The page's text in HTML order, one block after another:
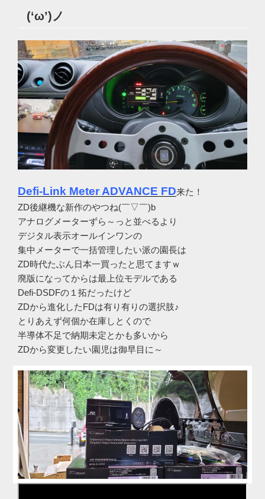
(‘ω’)ノ
Defi-Link Meter ADVANCE FD来た！
ZD後継機な新作のやつね(￣▽￣)b
アナログメーターずら～っと並べるより
デジタル表示オールインワンの
集中メーターで一括管理したい派の園長は
ZD時代たぶん日本一買ったと思てますｗ
廃版になってからは最上位モデルである
Defi-DSDFの１拓だったけど
ZDから進化したFDは有り有りの選択肢♪
とりあえず何個か在庫しとくので
半導体不足で納期未定とかも多いから
ZDから変更したい園児は御早目に～